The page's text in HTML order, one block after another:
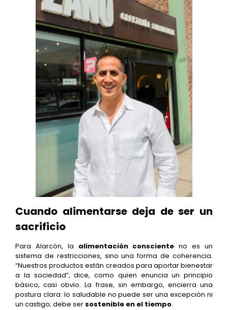
Cuando alimentarse deja de ser un
sacrificio
Para Alarcón, la alimentación consciente no es un
sistema de restricciones, sino una forma de coherencia.
“Nuestros productos están creados para aportar bienestar
a la sociedad”, dice, como quien enuncia un principio
básico, casi obvio. La frase, sin embargo, encierra una
postura clara: lo saludable no puede ser una excepción ni
un castigo; debe ser sostenible en el tiempo.